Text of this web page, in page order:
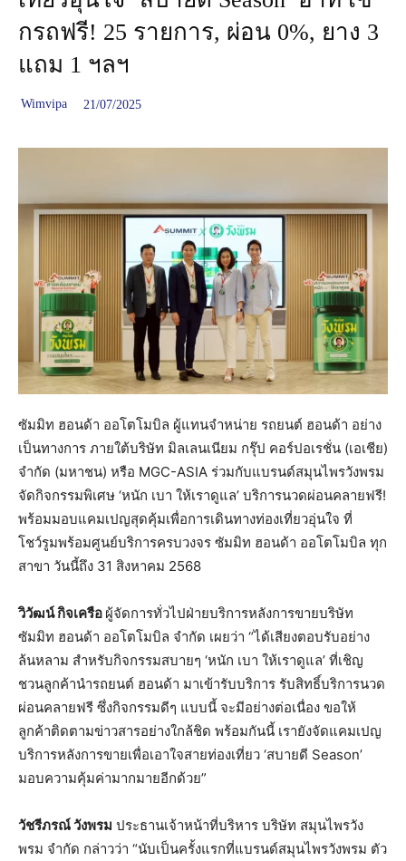
กรถฟรี! 25 รายการ, ผ่อน 0%, ยาง 3
แถม 1 ฯลฯ
Wimvipa 21/07/2025
ซัมมิท ฮอนด้า ออโตโมบิล ผู้แทนจำหน่าย รถยนต์ ฮอนด้า อย่าง
เป็นทางการ ภายใต้บริษัท มิลเลนเนียม กรุ๊ป คอร์ปอเรชั่น (เอเชีย)
จำกัด (มหาชน) หรือ MGC-ASIA ร่วมกับแบรนด์สมุนไพรวังพรม
จัดกิจกรรมพิเศษ ‘หนัก เบา ให้เราดูแล’ บริการนวดผ่อนคลายฟรี!
พร้อมมอบแคมเปญสุดคุ้มเพื่อการเดินทางท่องเที่ยวอุ่นใจ ที่
โชว์รูมพร้อมศูนย์บริการครบวงจร ซัมมิท ฮอนด้า ออโตโมบิล ทุก
สาขา วันนี้ถึง 31 สิงหาคม 2568
วิวัฒน์ กิจเครือ ผู้จัดการทั่วไปฝ่ายบริการหลังการขายบริษัท
ซัมมิท ฮอนด้า ออโตโมบิล จำกัด เผยว่า “ได้เสียงตอบรับอย่าง
ล้นหลาม สำหรับกิจกรรมสบายๆ ‘หนัก เบา ให้เราดูแล’ ที่เชิญ
ชวนลูกค้านำรถยนต์ ฮอนด้า มาเข้ารับบริการ รับสิทธิ์บริการนวด
ผ่อนคลายฟรี ซึ่งกิจกรรมดีๆ แบบนี้ จะมีอย่างต่อเนื่อง ขอให้
ลูกค้าติดตามข่าวสารอย่างใกล้ชิด พร้อมกันนี้ เรายังจัดแคมเปญ
บริการหลังการขายเพื่อเอาใจสายท่องเที่ยว ‘สบายดี Season’
มอบความคุ้มค่ามากมายอีกด้วย”
วัชรีภรณ์ วังพรม ประธานเจ้าหน้าที่บริหาร บริษัท สมุนไพรวัง
พรม จำกัด กล่าวว่า “นับเป็นครั้งแรกที่แบรนด์สมุนไพรวังพรม ตัว